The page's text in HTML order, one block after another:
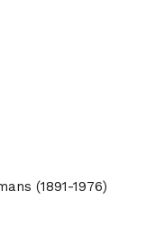
(1891-1976)